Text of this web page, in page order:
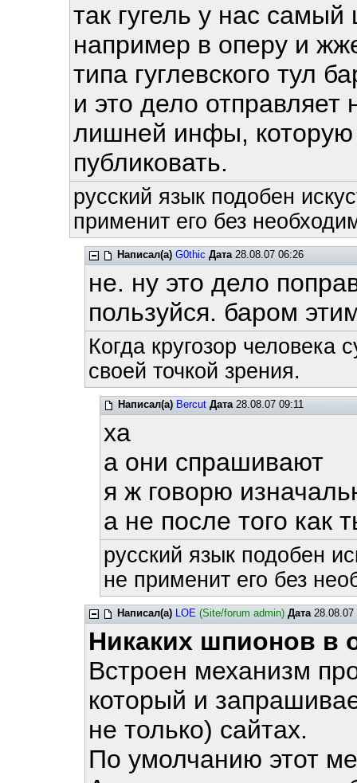
так гугель у нас
например в оперу и
типа гуглевского тул
и это дело отправляет
лишней инфы, которую
публиковать.
русский язык подобен
применит его без
Написал(а) G0thic Дата28.08.07 06:26
не. ну это дело
пользуйся. баром
Когда кругозор человека
своей точкой зрения.
Написал(а) Bercut Дата28.08.07 09:11
ха
а они спрашивают
я ж говорю
а не после того как
русский язык подобен
не применит его без
Написал(а) LOE (Site/forum admin) Дата28.08.07
Никаких шпионов в
Встроен механизм
который и
не только) сайтах.
По умолчанию этот